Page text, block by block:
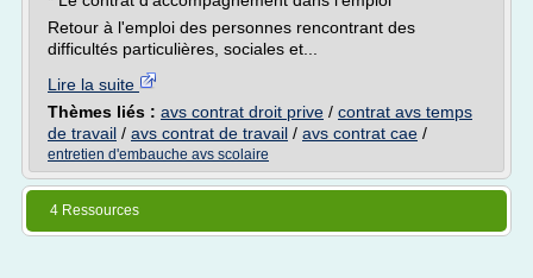
Retour à l'emploi des personnes rencontrant des
difficultés particulières, sociales et...
Lire la suite
Thèmes liés : avs contrat droit prive / contrat avs temps
de travail / avs contrat de travail / avs contrat cae /
entretien d'embauche avs scolaire
4 Ressources